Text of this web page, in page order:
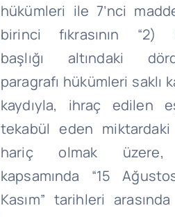
hükümleri ile 7’nci
birinci fıkrasının “2)
başlığı altındaki
paragrafı hükümleri saklı
kaydıyla, ihraç edilen
tekabül eden miktardaki
hariç olmak üzere,
kapsamında “15
Kasım” tarihleri arasında